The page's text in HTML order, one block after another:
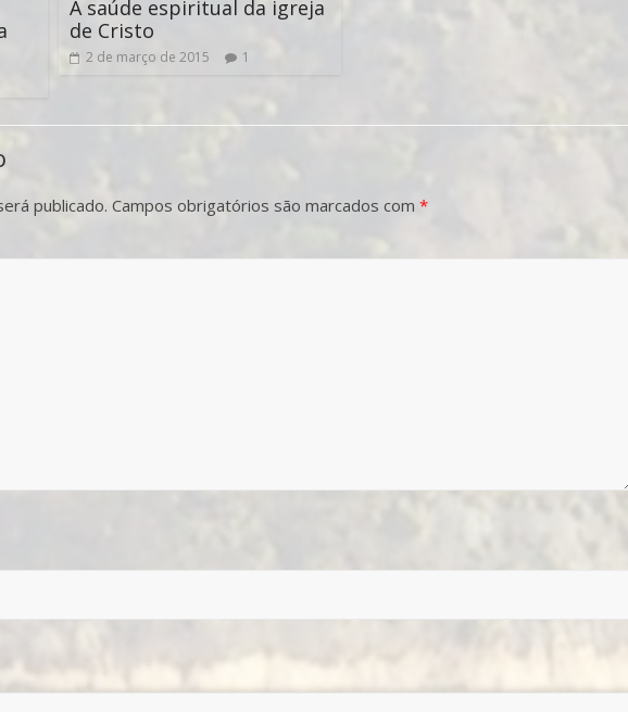
A saúde espiritual da igreja
de Cristo
2 de março de 2015 1
publicado. Campos obrigatórios são marcados com *